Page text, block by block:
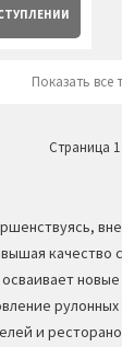
Показать все
Страница 1
качество
новые
и